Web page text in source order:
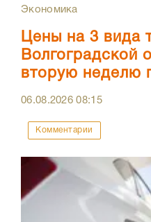
Экономика
Цены на 3 вида
Волгоградской
вторую неделю
06.08.202608:15
Комментарии